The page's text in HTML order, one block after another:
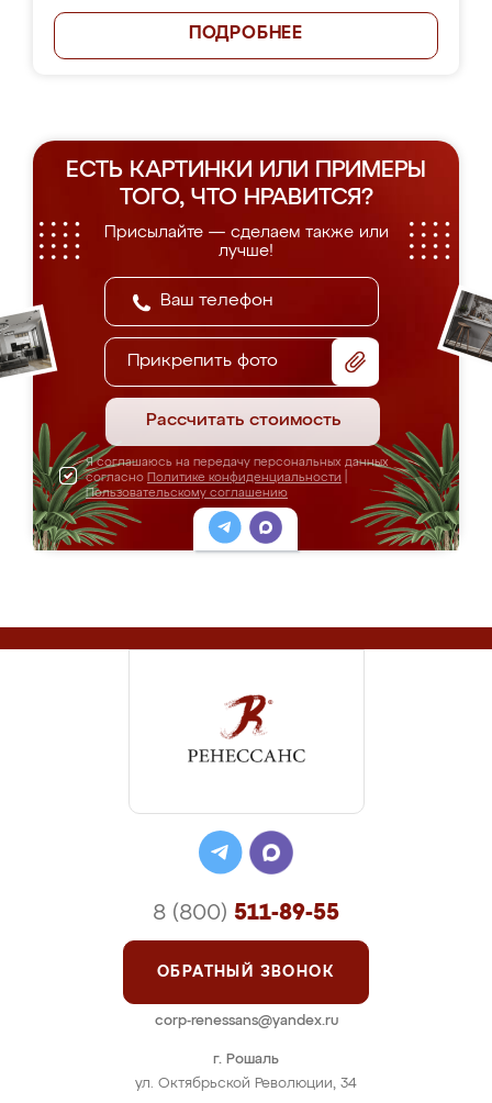
ПОДРОБНЕЕ
ЕСТЬ КАРТИНКИ ИЛИ ПРИМЕРЫ
ТОГО, ЧТО НРАВИТСЯ?
Присылайте — сделаем также или
лучше!
Прикрепить фото
Рассчитать стоимость
Я соглашаюсь на передачу персональных данных
согласно Политике конфиденциальности
Пользовательскому соглашению
г. Рошаль
ул. Октябрьской Революции, 34
8 (800) 511-89-55
ОБРАТНЫЙ ЗВОНОК
corp-renessans@yandex.ru